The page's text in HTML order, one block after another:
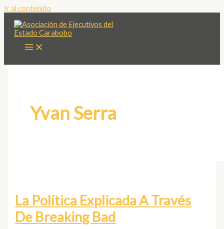
Ir al contenido
Yvan Serra
La Política Explicada A Través
De Breaking Bad